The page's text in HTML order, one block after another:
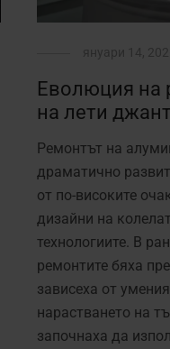
Еволюция на
на лети
Ремонтът на
драматично
от по-високите
дизайни на
технологиите. В
ремонтите бяха
зависеха от
нарастването на
започнаха да